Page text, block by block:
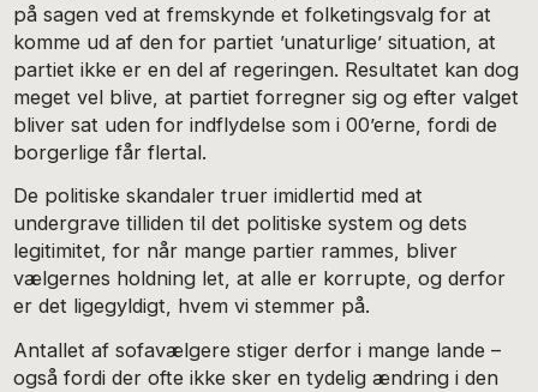
på sagen ved at fremskynde et folketingsvalg for at
komme ud af den for partiet ’unaturlige’ situation, at
partiet ikke er en del af regeringen. Resultatet kan dog
meget vel blive, at partiet forregner sig og efter valget
bliver sat uden for indflydelse som i 00’erne, fordi de
borgerlige får flertal.
De politiske skandaler truer imidlertid med at
undergrave tilliden til det politiske system og dets
legitimitet, for når mange partier rammes, bliver
vælgernes holdning let, at alle er korrupte, og derfor
er det ligegyldigt, hvem vi stemmer på.
Antallet af sofavælgere stiger derfor i mange lande –
også fordi der ofte ikke sker en tydelig ændring i den